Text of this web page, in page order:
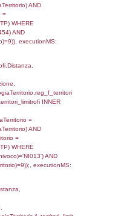
FROM
ON
=
AND